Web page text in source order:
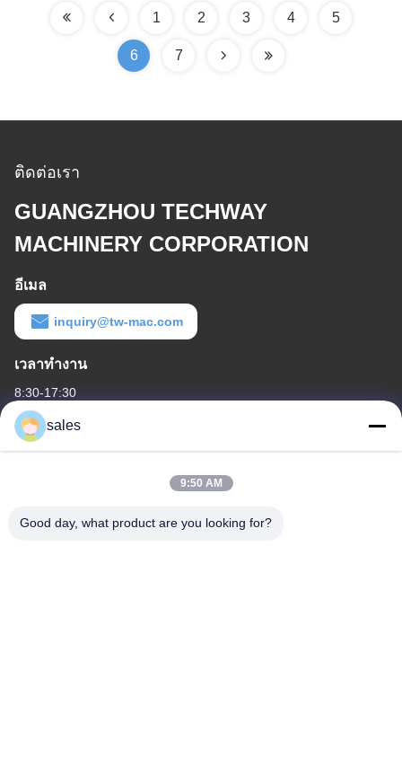
1 2 3 4 5
6 7
ติดต่อเรา
GUANGZHOU TECHWAY
MACHINERY CORPORATION
อีเมล
inquiry@tw-mac.com
เวลาทำงาน
8:30-17:30
ที่อยู่ของเรา
ห้อง 1311, อาคารหมายเลข 3 โกลสัน พลาซ่า,หมายเลข 163 ยิงบิน อ
sales
9:50 AM
Good day, what product are you looking for?